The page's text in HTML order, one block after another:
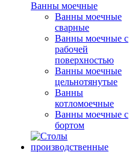
Ванны моечные
Ванны моечные
сварные
Ванны моечные с
рабочей
поверхностью
Ванны моечные
цельнотянутые
Ванны
котломоечные
Ванны моечные с
бортом